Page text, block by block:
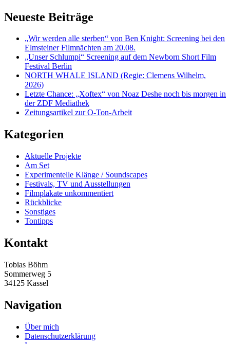
Neueste Beiträge
„Wir werden alle sterben“ von Ben Knight: Screening bei den
Elmsteiner Filmnächten am 20.08.
„Unser Schlumpi“ Screening auf dem Newborn Short Film
Festival Berlin
NORTH WHALE ISLAND (Regie: Clemens Wilhelm,
2026)
Letzte Chance: „Xoftex“ von Noaz Deshe noch bis morgen in
der ZDF Mediathek
Zeitungsartikel zur O-Ton-Arbeit
Kategorien
Aktuelle Projekte
Am Set
Experimentelle Klänge / Soundscapes
Festivals, TV und Ausstellungen
Filmplakate unkommentiert
Rückblicke
Sonstiges
Tontipps
Kontakt
Tobias Böhm
Sommerweg 5
34125 Kassel
Navigation
Über mich
Datenschutzerklärung